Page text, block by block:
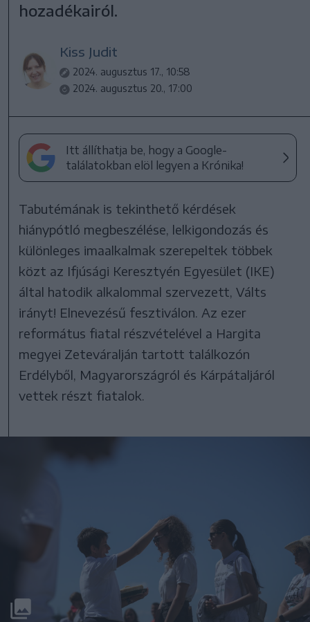
hozadékairól.
Kiss Judit
2024. augusztus 17., 10:58
2024. augusztus 20., 17:00
Itt állíthatja be, hogy a Google-
találatokban elöl legyen a Krónika!
Tabutémának is tekinthető kérdések
hiánypótló megbeszélése, lelkigondozás és
különleges imaalkalmak szerepeltek többek
közt az Ifjúsági Keresztyén Egyesület (IKE)
által hatodik alkalommal szervezett, Válts
irányt! Elnevezésű fesztiválon. Az ezer
református fiatal részvételével a Hargita
megyei Zeteváralján tartott találkozón
Erdélyből, Magyarországról és Kárpátaljáról
vettek részt fiatalok.